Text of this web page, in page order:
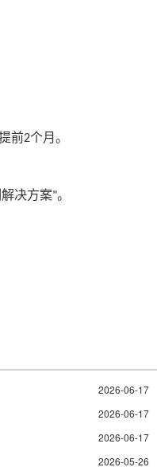
前2个月。
决方案"。
2026-06-17
2026-06-17
2026-06-17
2026-05-26